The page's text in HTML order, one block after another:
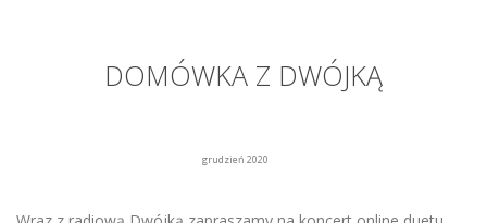
DOMÓWKA Z DWÓJKĄ
grudzień 2020